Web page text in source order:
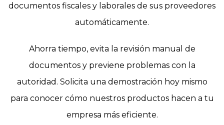
documentos fiscales y laborales de sus proveedores
automáticamente.
Ahorra tiempo, evita la revisión manual de
documentos y previene problemas con la
autoridad. Solicita una demostración hoy mismo
para conocer cómo nuestros productos hacen a tu
empresa más eficiente.